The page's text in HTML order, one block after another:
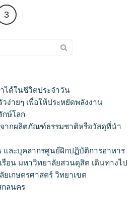
ประกอบอาหาร
ระกอบอาหาร
กอบอาหารและการบริการ
รรูปอาหาร
รประกอบอาหาร
ประกอบอาหารเพื่อการสร้างเสริม
ย
3
ได้ในชีวิตประจำวัน
ง่ายๆ เพื่อให้ประหยัดพลังงาน
กษ์โลก
ากผลิตภัณฑ์ธรรมชาติหรือวัสดุที่นำ
และบุคลากรศูนย์ฝึกปฏิบัติการอาหาร
รือน มหาวิทยาลัยสวนดุสิต เดินทางไป
เกษตรศาสตร์ วิทยาเขต
กลนคร